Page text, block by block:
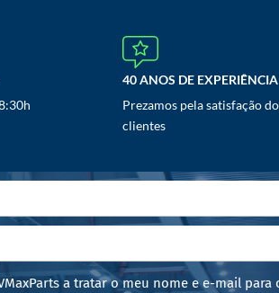
40 ANOS DE EXPERIÊNCIA
Prezamos pela satisfação
clientes
a tratar o meu nome e e-mail para